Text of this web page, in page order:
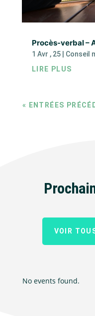
Procès-verbal –
1 Avr , 25| Conseil
LIRE PLUS
« ENTRÉES
VOIR
No events found.